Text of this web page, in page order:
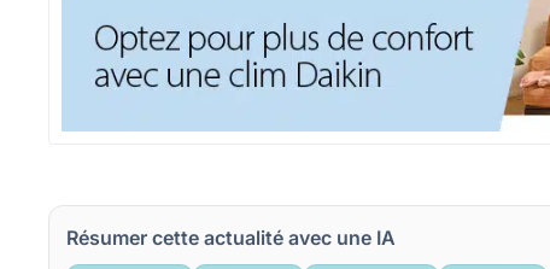
Résumer cette actualité avec une IA